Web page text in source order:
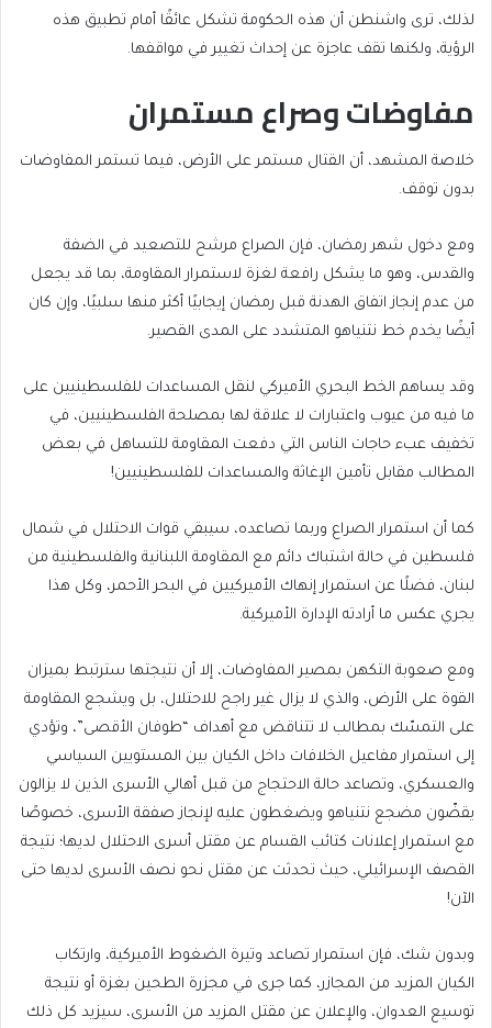
لذلك، ترى واشنطن أن هذه الحكومة تشكل عائقًا أمام تطبيق هذه
الرؤية، ولكنها تقف عاجزة عن إحداث تغيير في مواقفها.
مفاوضات وصراع مستمران
خلاصة المشهد، أن القتال مستمر على الأرض، فيما تستمر المفاوضات
بدون توقف.
ومع دخول شهر رمضان، فإن الصراع مرشح للتصعيد في الضفة
والقدس، وهو ما يشكل رافعة لغزة لاستمرار المقاومة، بما قد يجعل
من عدم إنجاز اتفاق الهدنة قبل رمضان إيجابيًا أكثر منها سلبيًا، وإن كان
أيضًا يخدم خط نتنياهو المتشدد على المدى القصير.
وقد يساهم الخط البحري الأميركي لنقل المساعدات للفلسطينيين على
ما فيه من عيوب واعتبارات لا علاقة لها بمصلحة الفلسطينيين، في
تخفيف عبء حاجات الناس التي دفعت المقاومة للتساهل في بعض
المطالب مقابل تأمين الإغاثة والمساعدات للفلسطينيين!
كما أن استمرار الصراع وربما تصاعده، سيبقي قوات الاحتلال في شمال
فلسطين في حالة اشتباك دائم مع المقاومة اللبنانية والفلسطينية من
لبنان، فضلًا عن استمرار إنهاك الأميركيين في البحر الأحمر، وكل هذا
يجري عكس ما أرادته الإدارة الأميركية.
ومع صعوبة التكهن بمصير المفاوضات، إلا أن نتيجتها سترتبط بميزان
القوة على الأرض، والذي لا يزال غير راجح للاحتلال، بل ويشجع المقاومة
على التمسّك بمطالب لا تتناقض مع أهداف “طوفان الأقصى”، وتؤدي
إلى استمرار مفاعيل الخلافات داخل الكيان بين المستويين السياسي
والعسكري، وتصاعد حالة الاحتجاج من قبل أهالي الأسرى الذين لا يزالون
يقضّون مضجع نتنياهو ويضغطون عليه لإنجاز صفقة الأسرى، خصوصًا
مع استمرار إعلانات كتائب القسام عن مقتل أسرى الاحتلال لديها؛ نتيجة
القصف الإسرائيلي، حيث تحدثت عن مقتل نحو نصف الأسرى لديها حتى
الآن!
وبدون شك، فإن استمرار تصاعد وتيرة الضغوط الأميركية، وارتكاب
الكيان المزيد من المجازر، كما جرى في مجزرة الطحين بغزة أو نتيجة
توسيع العدوان، والإعلان عن مقتل المزيد من الأسرى، سيزيد كل ذلك